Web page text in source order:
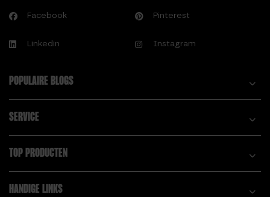
Facebook Pinterest
Linkedin Instagram
POPULAIRE BLOGS
SERVICE
TOP PRODUCTEN
HANDIGE LINKS